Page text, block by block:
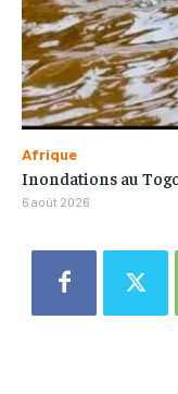
Afrique
Inondations au
6 août 2026